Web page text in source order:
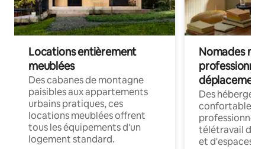
Locations entièrement
meublées
Des cabanes de montagne
paisibles aux appartements
urbains pratiques, ces
locations meublées offrent
tous les équipements d'un
logement standard.
Nomades
déplacement
Des
confortables
professionnels
télétravail
et d'espaces